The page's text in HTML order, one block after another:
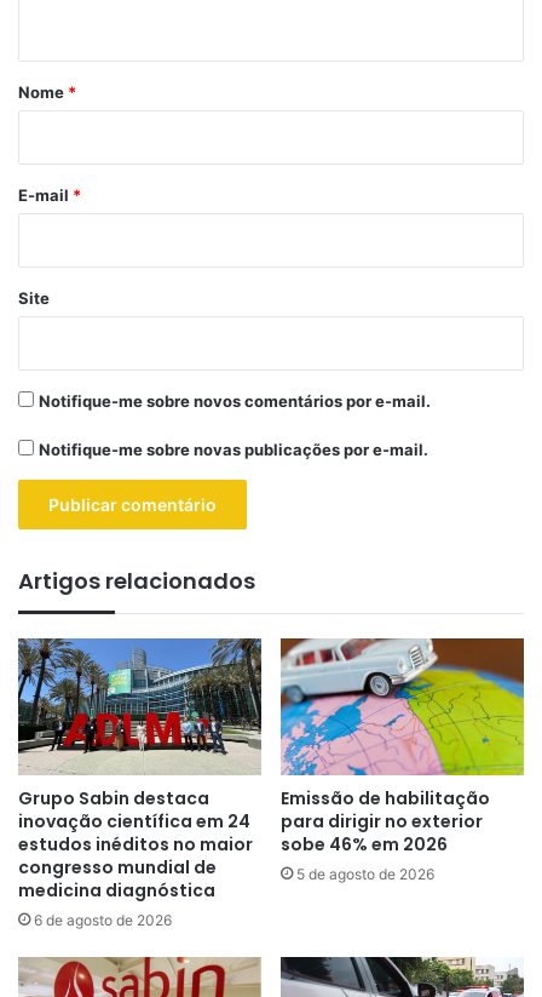
r
*
Nome *
E-mail *
Site
Notifique-me sobre novos comentários por e-mail.
Notifique-me sobre novas publicações por e-mail.
Artigos relacionados
Grupo Sabin destaca
inovação científica em 24
estudos inéditos no maior
congresso mundial de
medicina diagnóstica
6 de agosto de 2026
Emissão de habilitação
para dirigir no exterior
sobe 46% em 2026
5 de agosto de 2026